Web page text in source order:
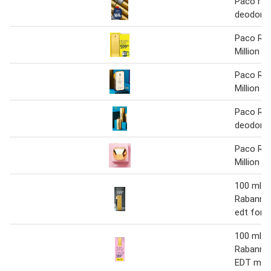
Paco
Million
Paco
Million
Paco
Paco
Million
100 ml.
edt for
100 ml
EDT man